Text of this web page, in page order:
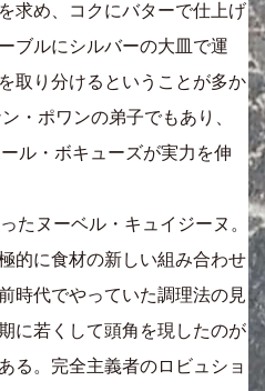
求め、コクにバターで仕上げ
ブルにシルバーの大皿で運
取り分けるということが多か
・ポワンの弟子でもあり、
ル・ボキューズが実力を伸
たヌーベル・キュイジーヌ。
的に食材の新しい組み合わせ
時代でやっていた調理法の見
に若くして頭角を現したのが
る。完全主義者のロビュショ